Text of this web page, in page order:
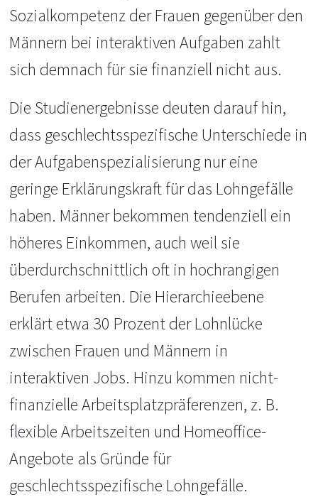
Sozialkompetenz der Frauen gegenüber den
Männern bei interaktiven Aufgaben zahlt
sich demnach für sie finanziell nicht aus.
Die Studienergebnisse deuten darauf hin,
dass geschlechtsspezifische Unterschiede in
der Aufgabenspezialisierung nur eine
geringe Erklärungskraft für das Lohngefälle
haben. Männer bekommen tendenziell ein
höheres Einkommen, auch weil sie
überdurchschnittlich oft in hochrangigen
Berufen arbeiten. Die Hierarchieebene
erklärt etwa 30 Prozent der Lohnlücke
zwischen Frauen und Männern in
interaktiven Jobs. Hinzu kommen nicht-
finanzielle Arbeitsplatzpräferenzen, z. B.
flexible Arbeitszeiten und Homeoffice-
Angebote als Gründe für
geschlechtsspezifische Lohngefälle.